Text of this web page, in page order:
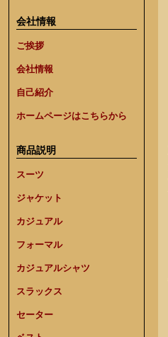
会社情報
ご挨拶
会社情報
自己紹介
ホームページはこちらから
商品説明
スーツ
ジャケット
カジュアル
フォーマル
カジュアルシャツ
スラックス
セーター